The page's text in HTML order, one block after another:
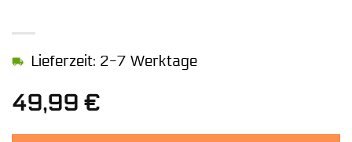
49,99 €
Lieferzeit: 2-7 Werktage